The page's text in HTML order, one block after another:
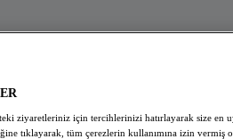
ziyaretleriniz için tercihlerinizi hatırlayarak size en
tıklayarak, tüm çerezlerin kullanımına izin vermiş